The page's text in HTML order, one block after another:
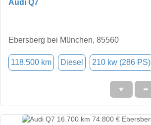
Audi Q7
Ebersberg bei München, 85560
118.500 km Diesel 210 kw (286 PS)
★ ➦